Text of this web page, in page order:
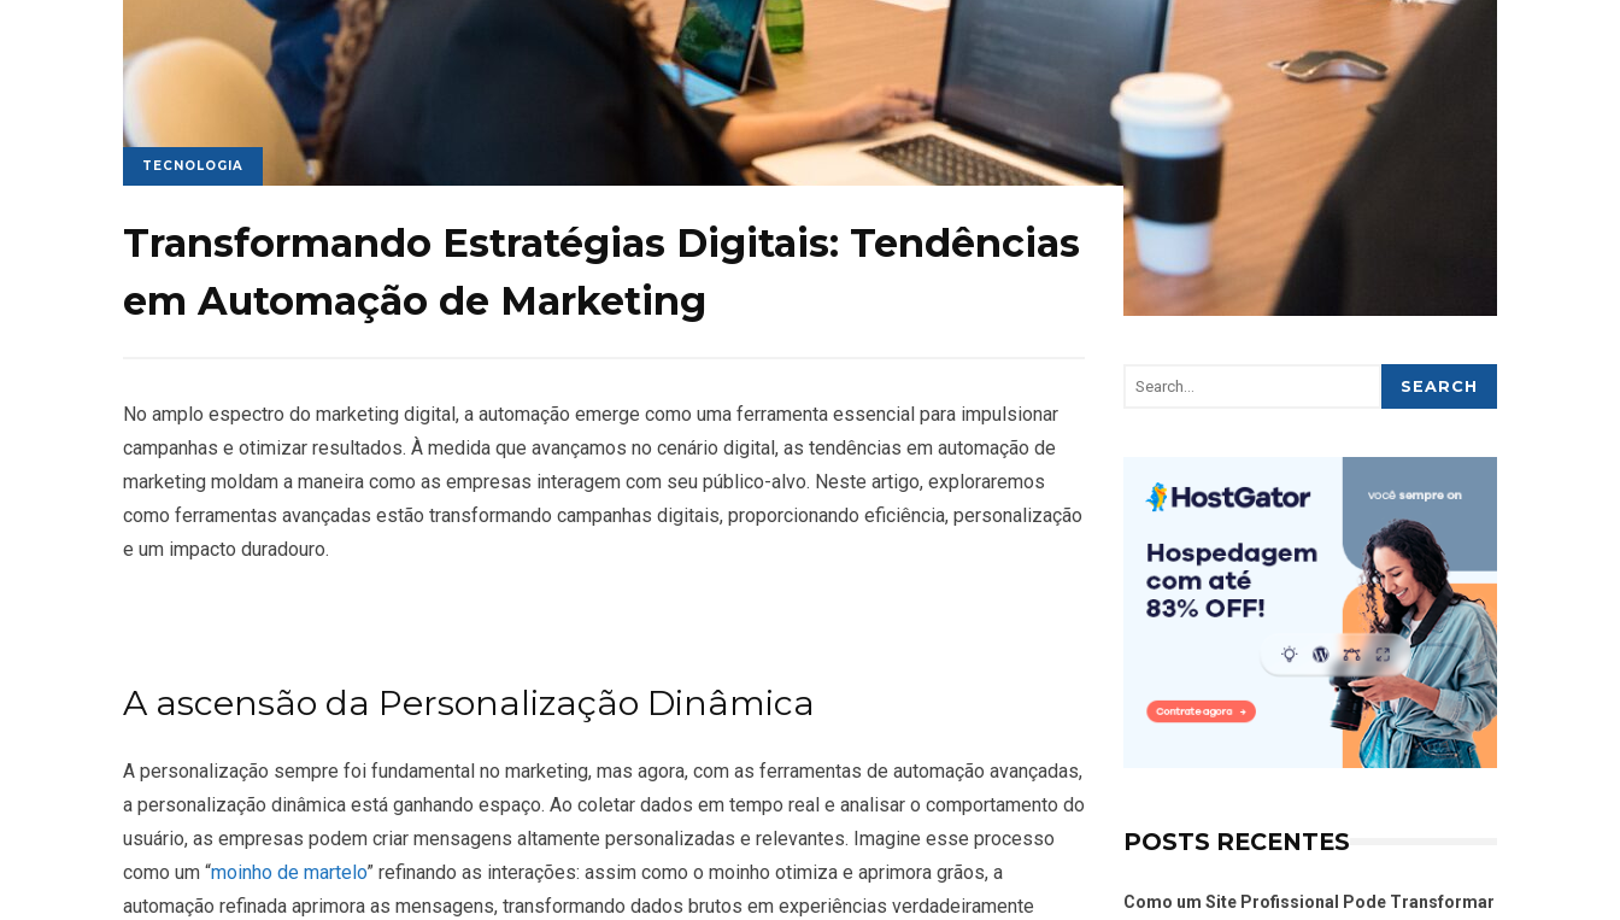
TECNOLOGIA
Transformando Estratégias Digitais: Tendências
em Automação de Marketing
No amplo espectro do marketing digital, a automação emerge como uma ferramenta essencial para impulsionar
campanhas e otimizar resultados. À medida que avançamos no cenário digital, as tendências em automação de
marketing moldam a maneira como as empresas interagem com seu público-alvo. Neste artigo, exploraremos
como ferramentas avançadas estão transformando campanhas digitais, proporcionando eficiência, personalização
e um impacto duradouro.
A ascensão da Personalização Dinâmica
A personalização sempre foi fundamental no marketing, mas agora, com as ferramentas de automação avançadas,
a personalização dinâmica está ganhando espaço. Ao coletar dados em tempo real e analisar o comportamento do
usuário, as empresas podem criar mensagens altamente personalizadas e relevantes. Imagine esse processo
como um “moinho de martelo” refinando as interações: assim como o moinho otimiza e aprimora grãos, a
automação refinada aprimora as mensagens, transformando dados brutos em experiências verdadeiramente
SEARCH
POSTS RECENTES
Como um Site Profissional Pode Transformar